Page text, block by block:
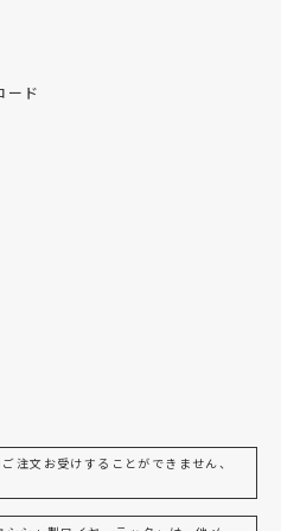
ード
注文お受けすることができません、